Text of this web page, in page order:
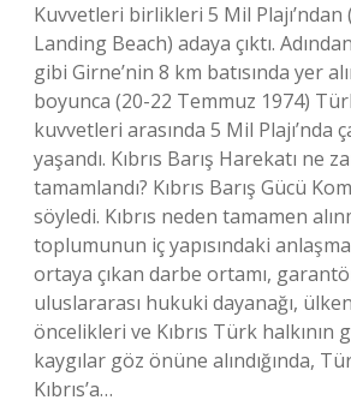
Kuvvetleri birlikleri 5 Mil Plajı’ndan
Landing Beach) adaya çıktı.
gibi Girne’nin 8 km batısında yer
boyunca (20-22 Temmuz 1974)
kuvvetleri arasında 5 Mil Plajı’nda
yaşandı. Kıbrıs Barış Harekatı ne
tamamlandı? Kıbrıs Barış Gücü
söyledi. Kıbrıs neden tamamen
toplumunun iç yapısındaki
ortaya çıkan darbe ortamı,
uluslararası hukuki dayanağı,
öncelikleri ve Kıbrıs Türk halkının
kaygılar göz önüne alındığında,
Kıbrıs’a…